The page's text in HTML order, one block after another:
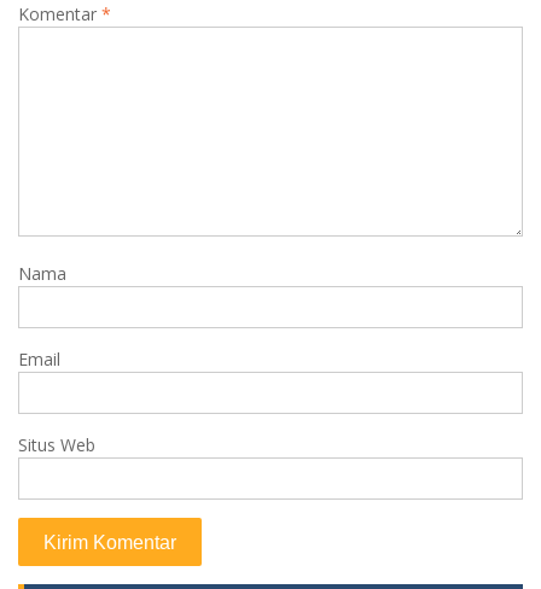
Komentar *
Nama
Email
Situs Web